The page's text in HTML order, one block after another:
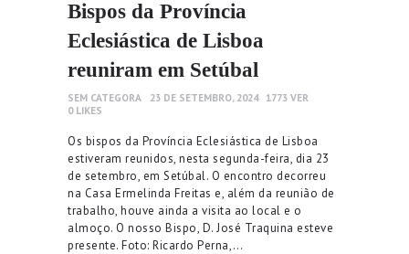
Bispos da Província
Eclesiástica de Lisboa
reuniram em Setúbal
SEM CATEGORA 23 DE SETEMBRO, 2024 1773 VER
0 LIKES
Os bispos da Província Eclesiástica de Lisboa
estiveram reunidos, nesta segunda-feira, dia 23
de setembro, em Setúbal. O encontro decorreu
na Casa Ermelinda Freitas e, além da reunião de
trabalho, houve ainda a visita ao local e o
almoço. O nosso Bispo, D. José Traquina esteve
presente. Foto: Ricardo Perna,…